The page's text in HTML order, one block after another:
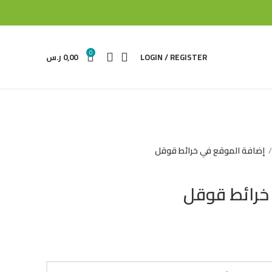
LOGIN / REGISTER
0
0,00 ر.س
إضافة الموقع في خرائط قوقل
قوقل